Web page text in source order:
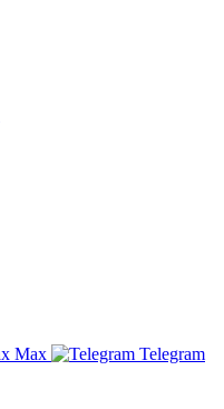
Max
Telegram